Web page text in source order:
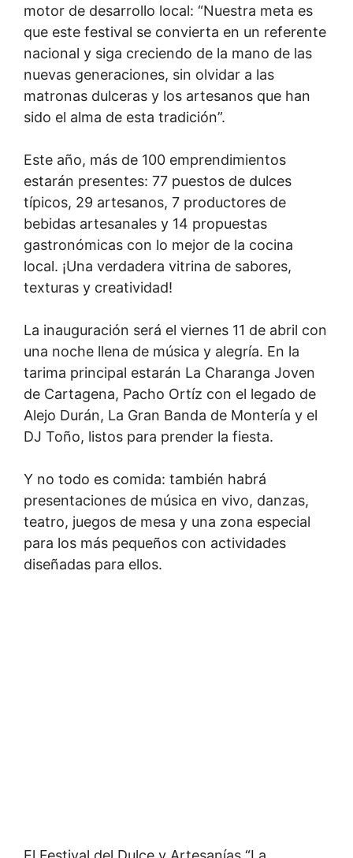
motor de desarrollo local: “Nuestra meta es
que este festival se convierta en un referente
nacional y siga creciendo de la mano de las
nuevas generaciones, sin olvidar a las
matronas dulceras y los artesanos que han
sido el alma de esta tradición”.
Este año, más de 100 emprendimientos
estarán presentes: 77 puestos de dulces
típicos, 29 artesanos, 7 productores de
bebidas artesanales y 14 propuestas
gastronómicas con lo mejor de la cocina
local. ¡Una verdadera vitrina de sabores,
texturas y creatividad!
La inauguración será el viernes 11 de abril con
una noche llena de música y alegría. En la
tarima principal estarán La Charanga Joven
de Cartagena, Pacho Ortíz con el legado de
Alejo Durán, La Gran Banda de Montería y el
DJ Toño, listos para prender la fiesta.
Y no todo es comida: también habrá
presentaciones de música en vivo, danzas,
teatro, juegos de mesa y una zona especial
para los más pequeños con actividades
diseñadas para ellos.